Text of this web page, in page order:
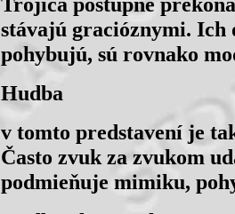
stávajú gracióznymi. Ich
pohybujú, sú rovnako
Hudba
v tomto predstavení je
Často zvuk za zvukom
podmieňuje mimiku,